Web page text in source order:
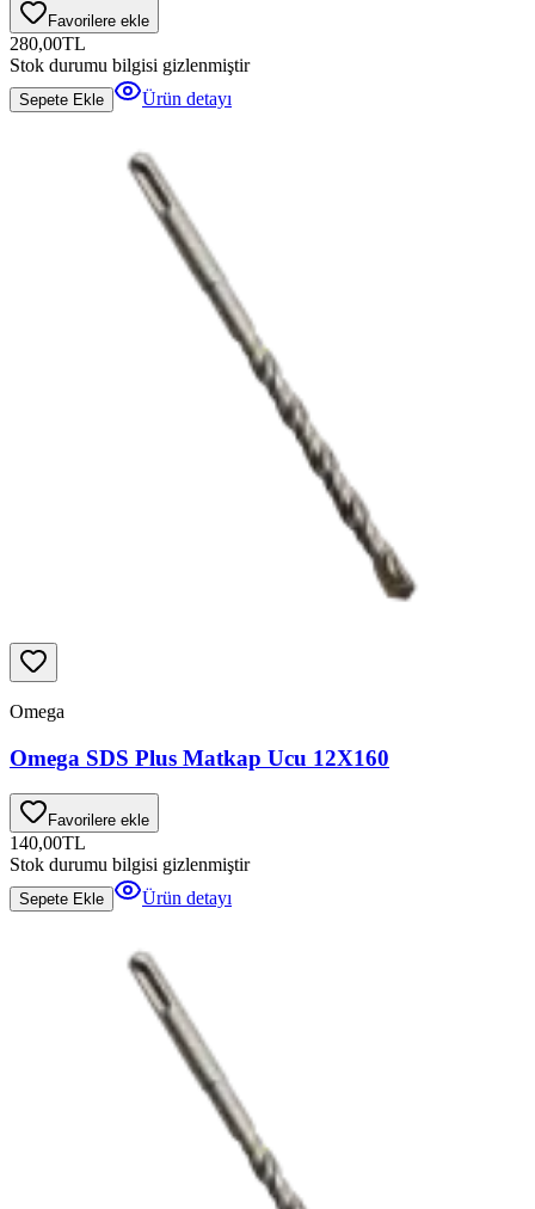
Favorilere ekle
280,00TL
Stok durumu bilgisi gizlenmiştir
Sepete Ekle Ürün detayı
Omega
Omega SDS Plus Matkap Ucu 12X160
Favorilere ekle
140,00TL
Stok durumu bilgisi gizlenmiştir
Sepete Ekle Ürün detayı